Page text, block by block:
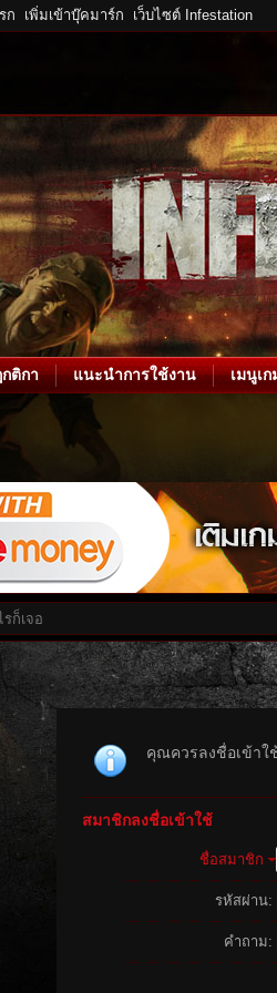
ก เพิ่มเข้าบุ๊คมาร์ก เว็บไซต์ Infestation
ติกา แนะนำการใช้งาน เมนูเก
คุณควรลงชื่อเข้าใ
สมาชิกลงชื่อเข้าใช้
ชื่อสมาชิก
รหัสผ่าน:
คำถาม: